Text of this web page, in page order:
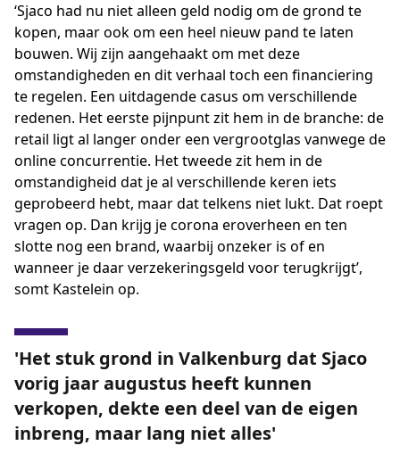
‘Sjaco had nu niet alleen geld nodig om de grond te
kopen, maar ook om een heel nieuw pand te laten
bouwen. Wij zijn aangehaakt om met deze
omstandigheden en dit verhaal toch een financiering
te regelen. Een uitdagende casus om verschillende
redenen. Het eerste pijnpunt zit hem in de branche: de
retail ligt al langer onder een vergrootglas vanwege de
online concurrentie. Het tweede zit hem in de
omstandigheid dat je al verschillende keren iets
geprobeerd hebt, maar dat telkens niet lukt. Dat roept
vragen op. Dan krijg je corona eroverheen en ten
slotte nog een brand, waarbij onzeker is of en
wanneer je daar verzekeringsgeld voor terugkrijgt’,
somt Kastelein op.
Het stuk grond in Valkenburg dat Sjaco
vorig jaar augustus heeft kunnen
verkopen, dekte een deel van de eigen
inbreng, maar lang niet alles